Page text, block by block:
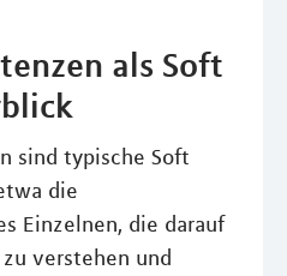
als Soft
sind typische Soft
die
Einzelnen, die darauf
verstehen und